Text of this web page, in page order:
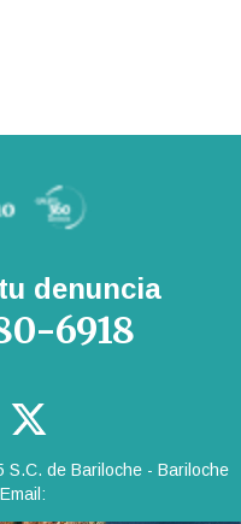
denuncia
6918
S.C. de Bariloche - Bariloche